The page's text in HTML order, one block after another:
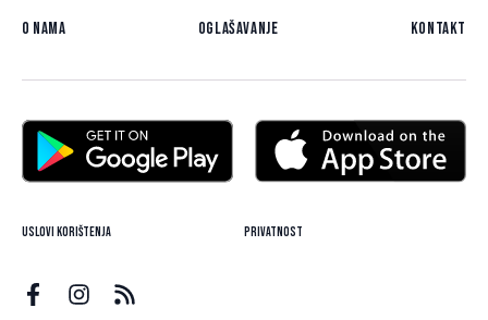
O nama Oglašavanje Kontakt
Uslovi korištenja Privatnost